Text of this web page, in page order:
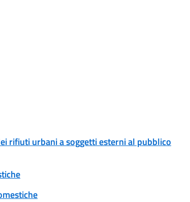
rifiuti urbani a soggetti esterni al pubblico